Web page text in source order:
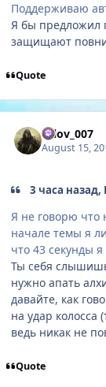
Поддерживаю
Я бы предложил
защищают
Quote
orlov_007
August 15,
3 часа назад,
Я не говорю что
начале темы я
что 43 секунды
Ты себя
нужно апать
давайте, как
на удар колосса
ведь никак не
Quote